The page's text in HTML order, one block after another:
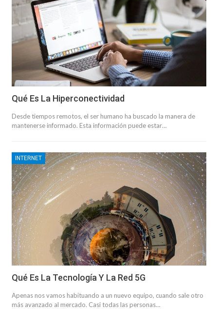
Qué Es La Hiperconectividad
Desde tiempos remotos, el ser humano ha buscado la manera de
mantenerse informado. Esta información puede estar…
INTERNET
Qué Es La Tecnología Y La Red 5G
Apenas nos vamos habituando a un nuevo equipo, cuando sale otro
más avanzado al mercado. Casi todas las personas…